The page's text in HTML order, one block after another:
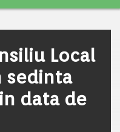
Local
sedinta
data de